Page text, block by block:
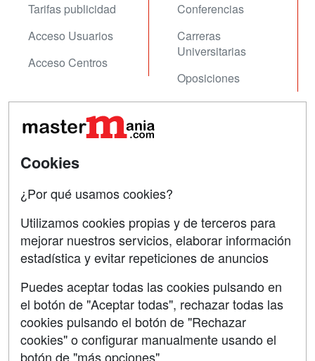
Tarifas publicidad
Acceso Usuarios
Acceso Centros
Conferencias
Carreras
Universitarias
Oposiciones
Contactar
Aviso legal
Copyleft
Cookies
¿Por qué usamos cookies?
Utilizamos cookies propias y de terceros para
mejorar nuestros servicios, elaborar información
estadística y evitar repeticiones de anuncios
Puedes aceptar todas las cookies pulsando en
el botón de "Aceptar todas", rechazar todas las
cookies pulsando el botón de "Rechazar
cookies" o configurar manualmente usando el
botón de "más opciones"